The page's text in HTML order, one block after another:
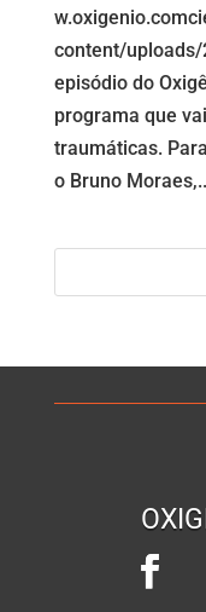
content/
episódio do
programa que
traumáticas.
o Bruno